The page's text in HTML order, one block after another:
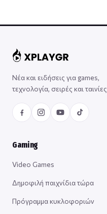
Νέα και ειδήσεις για games,
τεχνολογία, σειρές και ταινίες
Gaming
Video Games
Δημοφιλή παιχνίδια τώρα
Πρόγραμμα κυκλοφοριών